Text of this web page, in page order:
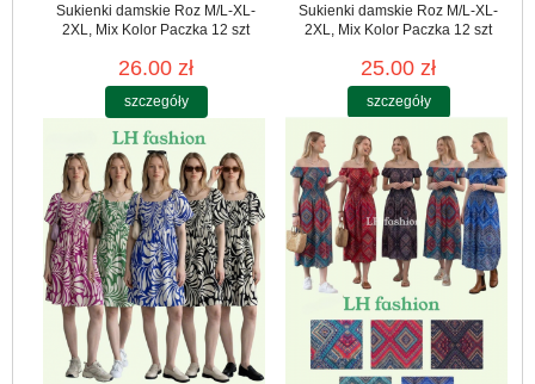
Sukienki damskie Roz M/L-XL-
2XL, Mix Kolor Paczka 12 szt
26.00 zł
szczegóły
Sukienki damskie Roz M/L-XL-
2XL, Mix Kolor Paczka 12 szt
25.00 zł
szczegóły